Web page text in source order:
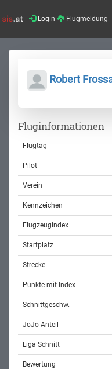
Login Flugmeldung
Robert
Fluginformationen
Flugtag
Pilot
Verein
Kennzeichen
Flugzeugindex
Startplatz
Strecke
Punkte mit Index
Schnittgeschw.
JoJo-Anteil
Liga Schnitt
Bewertung